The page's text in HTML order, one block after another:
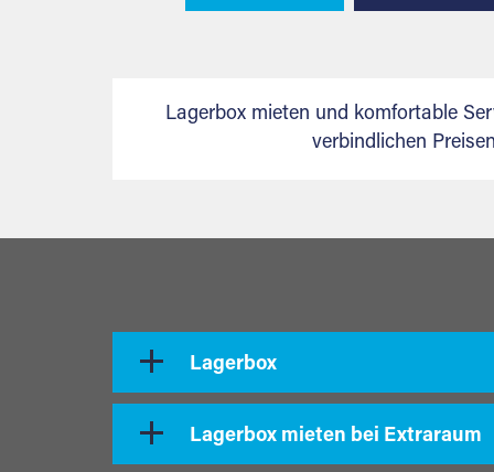
Lagerbox mieten und komfortable
verbindlichen
Lagerbox
Lagerbox mieten bei Extraraum